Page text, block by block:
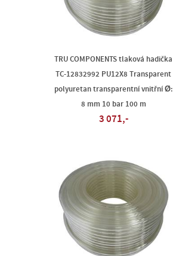
TRU COMPONENTS tlaková hadička
TC-12832992 PU12X8 Transparent
polyuretan transparentní vnitřní Ø:
8 mm 10 bar 100 m
3 071,-